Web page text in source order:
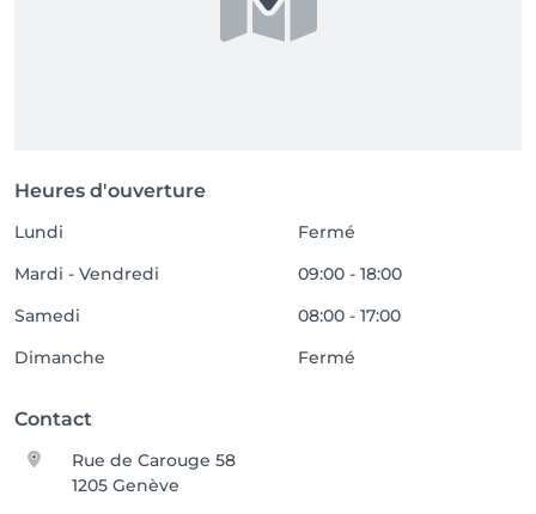
Heures d'ouverture
Lundi
Fermé
Mardi - Vendredi
09:00 - 18:00
Samedi
08:00 - 17:00
Dimanche
Fermé
Contact
Rue de Carouge 58
1205 Genève